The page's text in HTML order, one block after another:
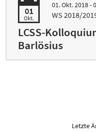
01
Okt.
01. Okt. 2018 -
WS 2018/
LCSS-
Barlösius
Letzte